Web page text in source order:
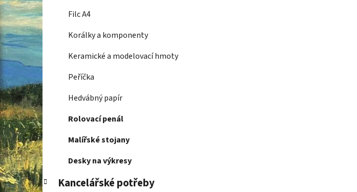
Filc A4
Korálky a komponenty
Keramické a modelovací hmoty
Peříčka
Hedvábný papír
Rolovací penál
Malířské stojany
Desky na výkresy
Kancelářské potřeby